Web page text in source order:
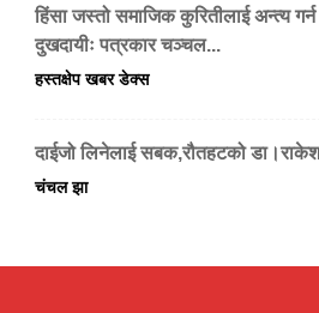
हिंसा जस्तो समाजिक कुरितीलाई अन्त्य
दुखदायीः पत्रकार चञ्चल...
हस्तक्षेप खबर डेक्स
दाईजो लिनेलाई सबक,रौतहटको
चंचल झा